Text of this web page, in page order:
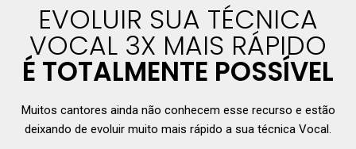
EVOLUIR SUA TÉCNICA
VOCAL 3X MAIS RÁPIDO
É TOTALMENTE POSSÍVEL
Muitos cantores ainda não conhecem esse recurso e estão
deixando de evoluir muito mais rápido a sua técnica Vocal.